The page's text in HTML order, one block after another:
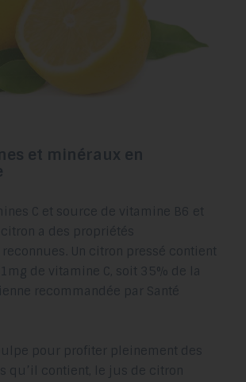
et minéraux en
C et source de vitamine B6 et
a des propriétés
Un citron pressé contient
de vitamine C, soit 35% de la
recommandée par Santé
pour profiter pleinement des
qu’il contient, le jus de citron